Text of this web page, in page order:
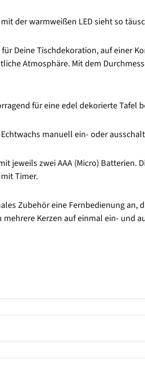
der warmweißen LED sieht so
Deine Tischdekoration, auf einer
Atmosphäre. Mit dem
für eine edel dekorierte Tafel
manuell ein- oder
jeweils zwei AAA (Micro)
Timer.
Zubehör eine Fernbedienung an,
Kerzen auf einmal ein- und